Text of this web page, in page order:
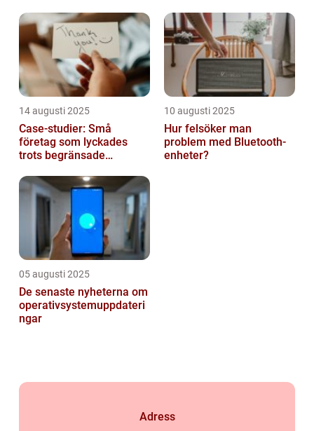
14 augusti 2025
Case-studier: Små
företag som lyckades
trots begränsade
10 augusti 2025
Hur felsöker man
problem med Bluetooth-
enheter?
05 augusti 2025
De senaste nyheterna om
operativsystemuppdateri
ngar
Adress